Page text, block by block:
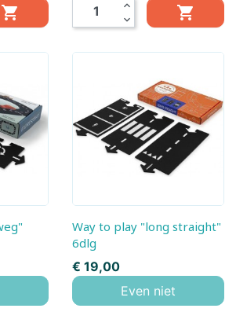

expand_less
expand_more

Way to play "long straight"
6dlg
Prijs
€ 19,00
Even niet